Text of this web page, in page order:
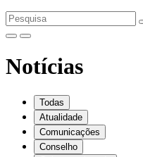
Notícias
Todas
Atualidade
Comunicações
Conselho